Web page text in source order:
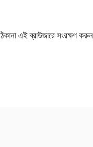
এই ব্রাউজারে সংরক্ষণ